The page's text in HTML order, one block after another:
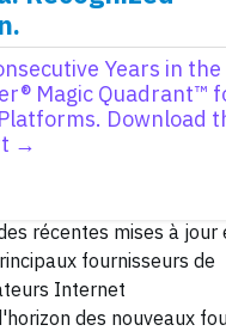
par le rapport
de l'IA et ses
de réseau
de l'Ethernet au
mois pour prendre en
de l'IA du cœur à la
récentes mises à
fournisseurs de
Internet
des nouveaux
Years in the
Magic Quadrant™
Download
→